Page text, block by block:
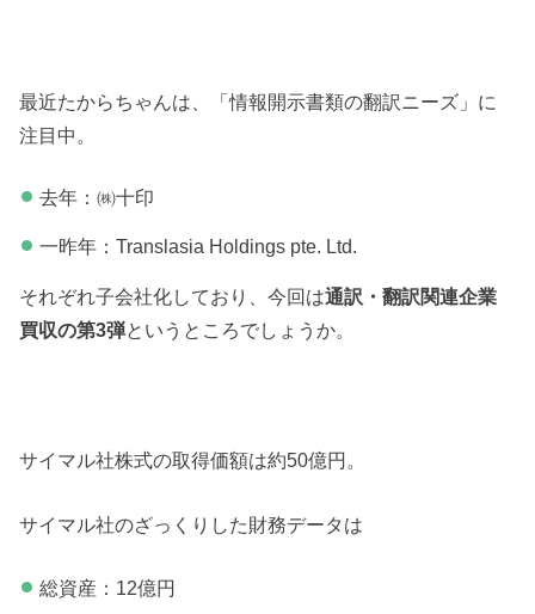
最近たからちゃんは、「情報開示書類の翻訳ニーズ」に
注目中。
去年：㈱十印
一昨年：Translasia Holdings pte. Ltd.
それぞれ子会社化しており、今回は通訳・翻訳関連企業
買収の第3弾というところでしょうか。
サイマル社株式の取得価額は約50億円。
サイマル社のざっくりした財務データは
総資産：12億円